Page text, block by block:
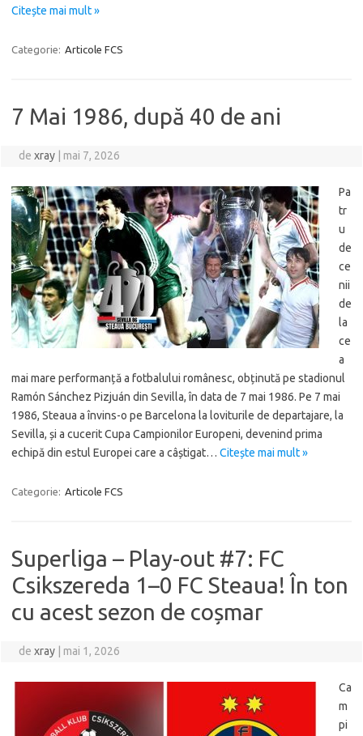
Citește mai mult »
Categorie: Articole FCS
7 Mai 1986, după 40 de ani
de xray mai 7, 2026
Pa
tr
u
de
ce
nii
de
la
ce
a
mai mare performanță a fotbalului românesc, obținută pe stadionul
Ramón Sánchez Pizjuán din Sevilla, în data de 7 mai 1986. Pe 7 mai
1986, Steaua a învins-o pe Barcelona la loviturile de departajare, la
Sevilla, și a cucerit Cupa Campionilor Europeni, devenind prima
echipă din estul Europei care a câștigat… Citește mai mult »
Categorie: Articole FCS
Superliga – Play-out #7: FC
Csikszereda 1–0 FC Steaua! În ton
cu acest sezon de coșmar
de xray mai 1, 2026
Ca
m
pi